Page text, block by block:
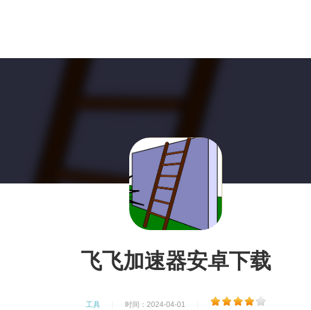
飞飞加速器安卓下载
工具 时间：2024-04-01